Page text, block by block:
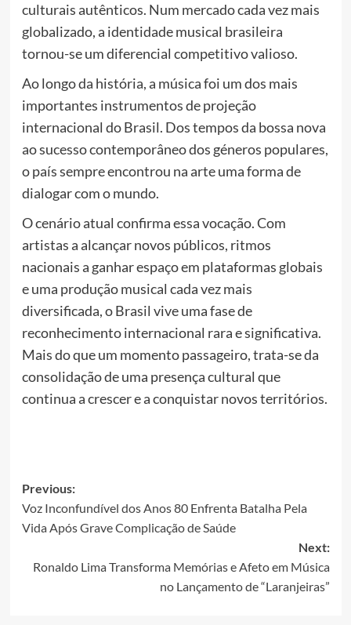
culturais autênticos. Num mercado cada vez mais
globalizado, a identidade musical brasileira
tornou-se um diferencial competitivo valioso.
Ao longo da história, a música foi um dos mais
importantes instrumentos de projeção
internacional do Brasil. Dos tempos da bossa nova
ao sucesso contemporâneo dos géneros populares,
o país sempre encontrou na arte uma forma de
dialogar com o mundo.
O cenário atual confirma essa vocação. Com
artistas a alcançar novos públicos, ritmos
nacionais a ganhar espaço em plataformas globais
e uma produção musical cada vez mais
diversificada, o Brasil vive uma fase de
reconhecimento internacional rara e significativa.
Mais do que um momento passageiro, trata-se da
consolidação de uma presença cultural que
continua a crescer e a conquistar novos territórios.
Post
navigation
Previous:
Voz Inconfundível dos Anos 80 Enfrenta Batalha Pela
Vida Após Grave Complicação de Saúde
Next:
Ronaldo Lima Transforma Memórias e Afeto em Música
no Lançamento de “Laranjeiras”